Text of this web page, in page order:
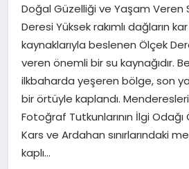
EKONOMI
TEKNOLOJI
SAĞLIK
EĞITIM
DÜNYA
Doğal Güzelliği ve Yaşam Veren
Deresi Yüksek rakımlı dağların
kaynaklarıyla beslenen Ölçek
veren önemli bir su kaynağıdır.
ilkbaharda yeşeren bölge, son
bir örtüyle kaplandı.
Fotoğraf Tutkunlarının İlgi Odağı
Kars ve Ardahan sınırlarındaki
kaplı…